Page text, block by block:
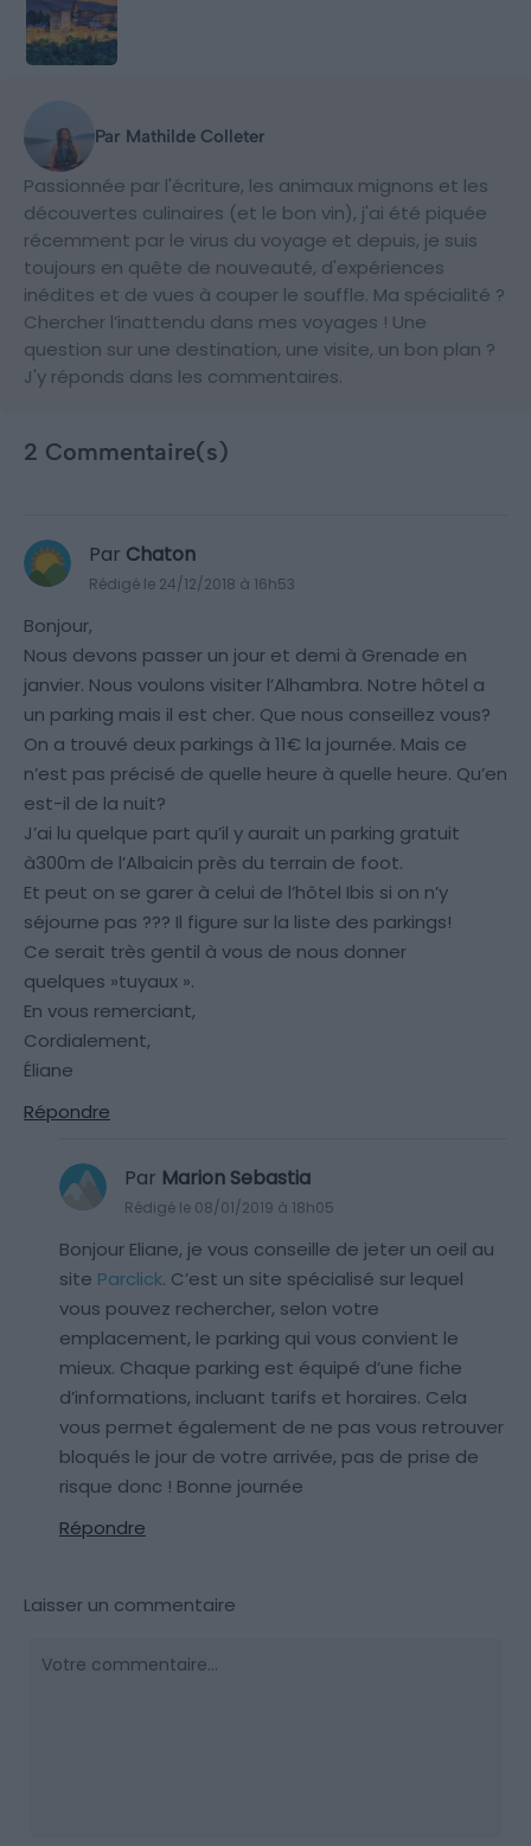
Par Mathilde Colleter
Passionnée par l'écriture, les animaux mignons et les
découvertes culinaires (et le bon vin), j'ai été piquée
récemment par le virus du voyage et depuis, je suis
toujours en quête de nouveauté, d'expériences
inédites et de vues à couper le souffle. Ma spécialité ?
Chercher l’inattendu dans mes voyages ! Une
question sur une destination, une visite, un bon plan ?
J'y réponds dans les commentaires.
2 Commentaire(s)
Par Chaton
Rédigé le 24/12/2018 à 16h53
Bonjour,
Nous devons passer un jour et demi à Grenade en
janvier. Nous voulons visiter l’Alhambra. Notre hôtel a
un parking mais il est cher. Que nous conseillez vous?
On a trouvé deux parkings à 11€ la journée. Mais ce
n’est pas précisé de quelle heure à quelle heure. Qu’en
est-il de la nuit?
J’ai lu quelque part qu’il y aurait un parking gratuit
à300m de l’Albaicin près du terrain de foot.
Et peut on se garer à celui de l’hôtel Ibis si on n’y
séjourne pas ??? Il figure sur la liste des parkings!
Ce serait très gentil à vous de nous donner
quelques »tuyaux ».
En vous remerciant,
Cordialement,
Éliane
Répondre
Par Marion Sebastia
Rédigé le 08/01/2019 à 18h05
Bonjour Eliane, je vous conseille de jeter un oeil au
site Parclick. C’est un site spécialisé sur lequel
vous pouvez rechercher, selon votre
emplacement, le parking qui vous convient le
mieux. Chaque parking est équipé d’une fiche
d’informations, incluant tarifs et horaires. Cela
vous permet également de ne pas vous retrouver
bloqués le jour de votre arrivée, pas de prise de
risque donc ! Bonne journée
Répondre
Laisser un commentaire